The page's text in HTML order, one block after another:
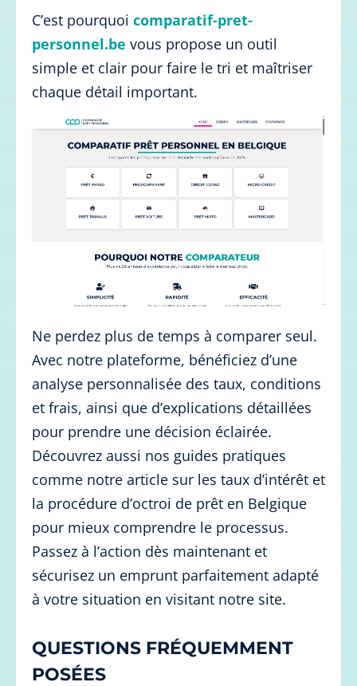
C’est pourquoi comparatif-pret-
personnel.be vous propose un outil
simple et clair pour faire le tri et maîtriser
chaque détail important.
Ne perdez plus de temps à comparer seul.
Avec notre plateforme, bénéficiez d’une
analyse personnalisée des taux, conditions
et frais, ainsi que d’explications détaillées
pour prendre une décision éclairée.
Découvrez aussi nos guides pratiques
comme notre article sur les taux d’intérêt et
la procédure d’octroi de prêt en Belgique
pour mieux comprendre le processus.
Passez à l’action dès maintenant et
sécurisez un emprunt parfaitement adapté
à votre situation en visitant notre site.
QUESTIONS FRÉQUEMMENT
POSÉES